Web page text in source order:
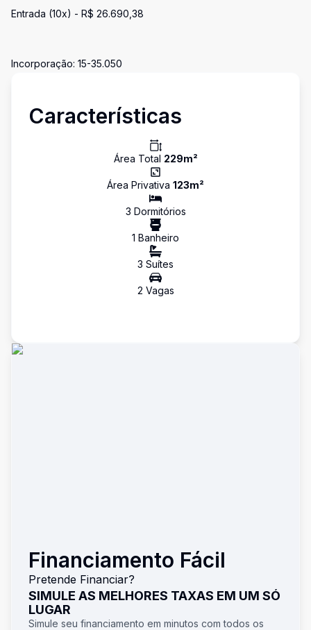
Entrada (10x) - R$ 26.690,38
Incorporação: 15-35.050
Características
Área Total 229m²
Área Privativa 123m²
3 Dormitórios
1 Banheiro
3 Suítes
2 Vagas
Financiamento Fácil
Pretende Financiar?
SIMULE AS MELHORES TAXAS EM UM SÓ
LUGAR
Simule seu financiamento em minutos com todos os